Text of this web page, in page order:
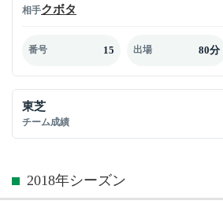
相手クボタ
番号 15 出場 80分
東芝
チーム成績
2018年シーズン